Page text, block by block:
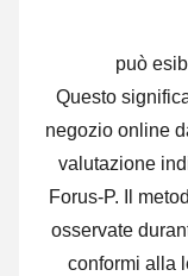
può
Questo
negozio online
valutazione
Forus-P. Il
osservate
conformi alla